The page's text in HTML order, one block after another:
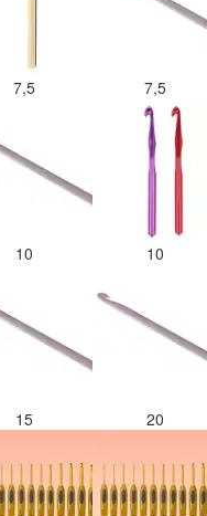
7,5 7,5
10 10
15 20